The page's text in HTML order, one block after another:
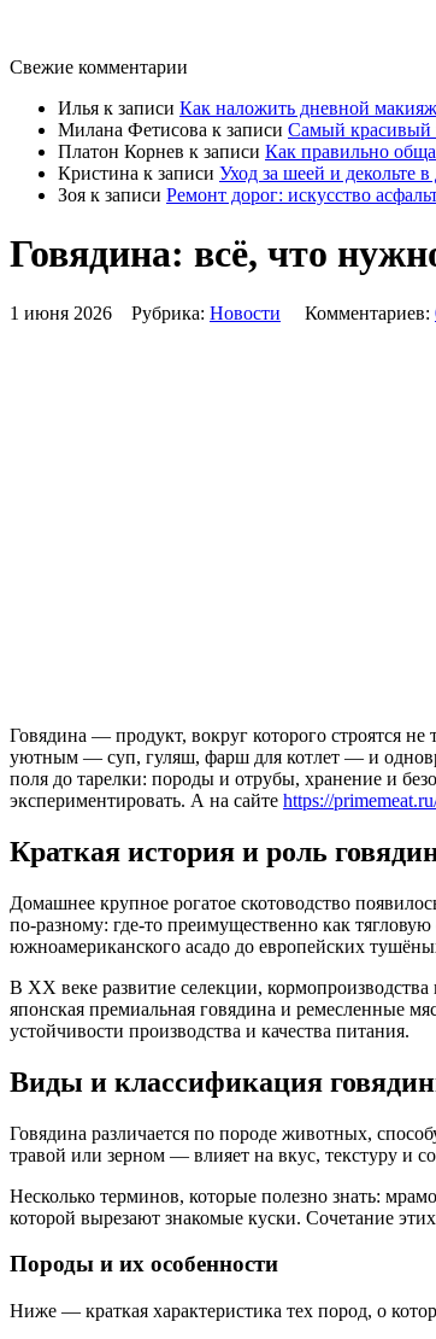
Свежие комментарии
Илья к записи Как наложить дневной макияж
Милана Фетисова к записи Самый красивый
Платон Корнев к записи Как правильно
Кристина к записи Уход за шеей и декольте
Зоя к записи Ремонт дорог: искусство
Говядина: всё, что
1 июня 2026 Рубрика: Новости Комментариев:
Говядина — продукт, вокруг которого строятся
уютным — суп, гуляш, фарш для котлет — и
поля до тарелки: породы и отрубы, хранение и
экспериментировать. А на сайте https://
Краткая история и роль
Домашнее крупное рогатое скотоводство
по-разному: где-то преимущественно как
южноамериканского асадо до европейских
В XX веке развитие селекции,
японская премиальная говядина и ремесленные
устойчивости производства и качества питания.
Виды и классификация
Говядина различается по породе животных,
травой или зерном — влияет на вкус, текстуру и
Несколько терминов, которые полезно знать:
которой вырезают знакомые куски. Сочетание
Породы и их особенности
Ниже — краткая характеристика тех пород, о